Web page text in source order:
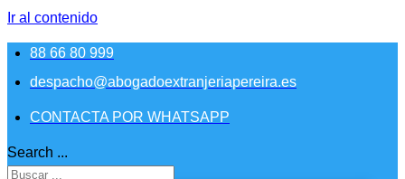
Ir al contenido
88 66 80 999
despacho@abogadoextranjeriapereira.es
CONTACTA POR WHATSAPP
Search ...